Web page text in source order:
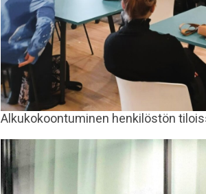
Alkukokoontuminen henkilöstön